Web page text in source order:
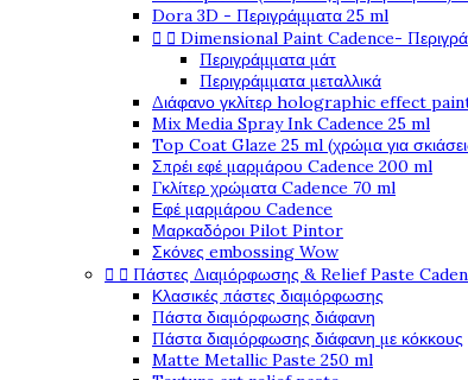
Dora 3D - Περιγράμματα 25 ml
  Dimensional Paint Cadence-
Περιγράμματα μάτ
Περιγράμματα μεταλλικά
Διάφανο γκλίτερ holographic effect
Mix Media Spray Ink Cadence 25 ml
Top Coat Glaze 25 ml (χρώμα για
Σπρέι εφέ μαρμάρου Cadence 200 ml
Γκλίτερ χρώματα Cadence 70 ml
Εφέ μαρμάρου Cadence
Μαρκαδόροι Pilot Pintor
Σκόνες embossing Wow
  Πάστες Διαμόρφωσης & Relief Paste
Κλασικές πάστες διαμόρφωσης
Πάστα διαμόρφωσης διάφανη
Πάστα διαμόρφωσης διάφανη με κόκκους
Matte Metallic Paste 250 ml